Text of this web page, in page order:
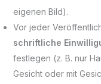
eigenen Bild).
Vor jeder
schriftliche
festlegen (z. B. nur
Gesicht oder mit